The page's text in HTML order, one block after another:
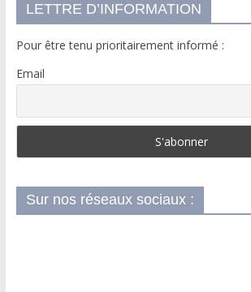
LETTRE D’INFORMATION
Pour être tenu prioritairement informé :
Email
Sur nos réseaux sociaux :